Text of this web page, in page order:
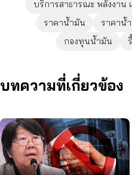
บริการสาธารณะ พลังงาน
ราคาน้ำมัน
ราคาน้
กองทุนน้ำมัน
บทความที่เกี่ยวข้อง